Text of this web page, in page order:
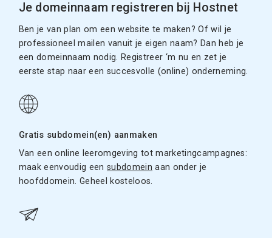
Je domeinnaam registreren bij Hostnet
Ben je van plan om een website te maken? Of wil je
professioneel mailen vanuit je eigen naam? Dan heb je
een domeinnaam nodig. Registreer ‘m nu en zet je
eerste stap naar een succesvolle (online) onderneming.
Gratis subdomein(en) aanmaken
Van een online leeromgeving tot marketingcampagnes:
maak eenvoudig eensubdomein aan onder je
hoofddomein. Geheel kosteloos.